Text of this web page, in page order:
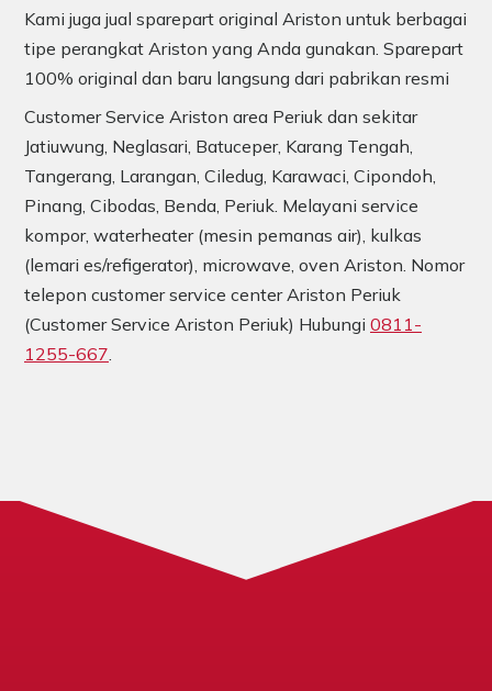
Kami juga jual sparepart original Ariston untuk berbagai
tipe perangkat Ariston yang Anda gunakan. Sparepart
100% original dan baru langsung dari pabrikan resmi
Customer Service Ariston area Periuk dan sekitar
Jatiuwung, Neglasari, Batuceper, Karang Tengah,
Tangerang, Larangan, Ciledug, Karawaci, Cipondoh,
Pinang, Cibodas, Benda, Periuk. Melayani service
kompor, waterheater (mesin pemanas air), kulkas
(lemari es/refigerator), microwave, oven Ariston. Nomor
telepon customer service center Ariston Periuk
(Customer Service Ariston Periuk) Hubungi 0811-
1255-667.